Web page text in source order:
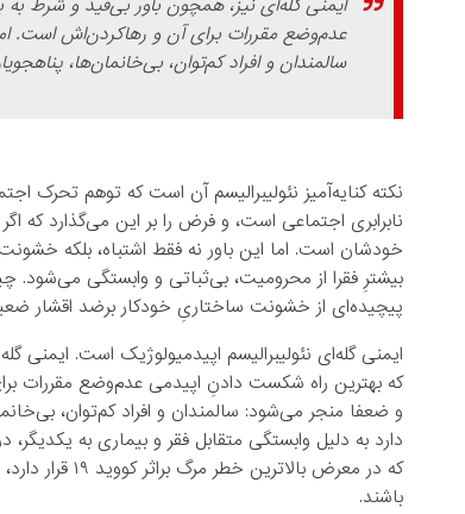
ایمنی گله‌ای نیز، همچون باور بی‌قید و شرط به
عدم‌وضع مقررات برای‌ آن و رهاکردن‌اش است.
سالمندان و افراد کم‌توان، بی‌خانمان‌ها،
نکته کنایه‌آمیز نئولیبرالیسم آن است که توهم تحرک
نابرابری اجتماعی است، و فرض را بر این می‌گذارد که
خودشان است. اما این باور نه فقط اشتباه، بلکه
بیشترِ فقرا از محرومیت، بی‌ثباتی و وابستگی
پیچیده‌ای از خشونت ساختاریِ خودکار برضد اقشار
ایمنی گله‌ای نئولیبرالیسم اپیدمیولوژیک است. ایمنی
که بهترین راه شکست دادنِ اپیدمی عدم‌وضع مقررات
و ضعفا منجر می‌شود: سالمندان و افراد کم‌توان،
دارد به دلیل وابستگی متقابل فقر و بیماری به
که در معرض
باشند.